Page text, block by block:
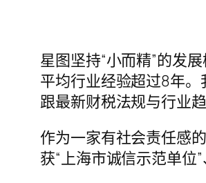
星图坚持“小而精”的发
平均行业经验超过8年
跟最新财税法规与行业趋
作为一家有社会责任感
获“上海市诚信示范单位